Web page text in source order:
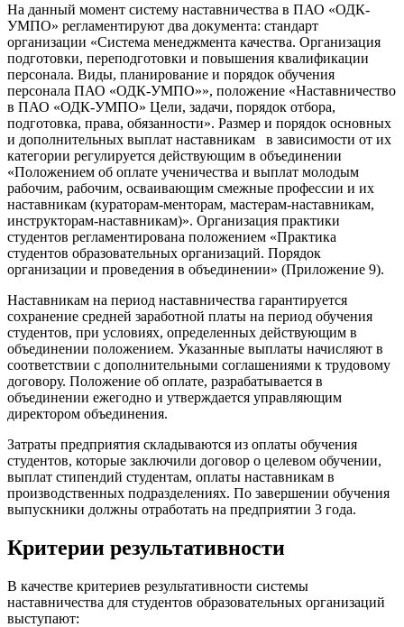
На данный момент систему наставничества в ПАО «ОДК-
УМПО» регламентируют два документа: стандарт
организации «Система менеджмента качества. Организация
подготовки, переподготовки и повышения квалификации
персонала. Виды, планирование и порядок обучения
персонала ПАО «ОДК-УМПО»», положение «Наставничество
в ПАО «ОДК-УМПО» Цели, задачи, порядок отбора,
подготовка, права, обязанности». Размер и порядок основных
и дополнительных выплат наставникам в зависимости от их
категории регулируется действующим в объединении
«Положением об оплате ученичества и выплат молодым
рабочим, рабочим, осваивающим смежные профессии и их
наставникам (кураторам-менторам, мастерам-наставникам,
инструкторам-наставникам)». Организация практики
студентов регламентирована положением «Практика
студентов образовательных организаций. Порядок
организации и проведения в объединении» (Приложение 9).
Наставникам на период наставничества гарантируется
сохранение средней заработной платы на период обучения
студентов, при условиях, определенных действующим в
объединении положением. Указанные выплаты начисляют в
соответствии с дополнительными соглашениями к трудовому
договору. Положение об оплате, разрабатывается в
объединении ежегодно и утверждается управляющим
директором объединения.
Затраты предприятия складываются из оплаты обучения
студентов, которые заключили договор о целевом обучении,
выплат стипендий студентам, оплаты наставникам в
производственных подразделениях. По завершении обучения
выпускники должны отработать на предприятии 3 года.
Критерии результативности
В качестве критериев результативности системы
наставничества для студентов образовательных организаций
выступают: